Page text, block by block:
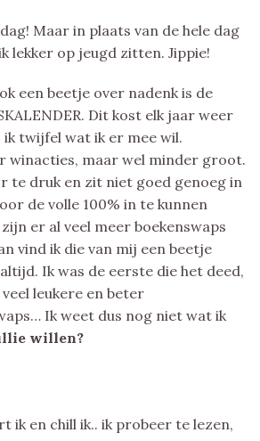
Maar in plaats van de hele dag
lekker op jeugd zitten. Jippie!
een beetje over nadenk is de
Dit kost elk jaar weer
ik twijfel wat ik er mee wil.
winacties, maar wel minder groot.
te druk en zit niet goed genoeg in
de volle 100% in te kunnen
er al veel meer boekenswaps
vind ik die van mij een beetje
Ik was de eerste die het deed,
leukere en beter
Ik weet dus nog niet wat ik
willen?
ik en chill ik.. ik probeer te lezen,